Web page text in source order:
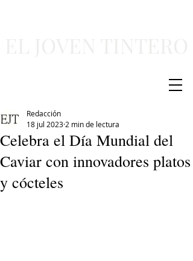
Celebra el Día Mundial del
Caviar con innovadores platos
y cócteles
Redacción
18 jul 2023 2 min de lectura